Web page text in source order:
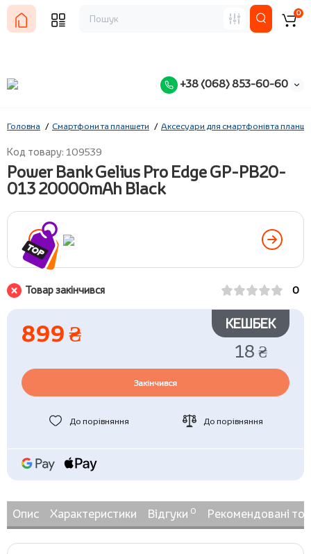
+38 (068) 853-60-60
0
Головна Смартфони та планшети Аксесуари для смартфонів та
Код товару: 109539
Power Bank Gelius Pro Edge GP-PB20-
013 20000mAh Black
Товар закінчився 0
899 ₴ КЕШБЕК
18 ₴
Закінчився
До порівняння До порівняння
Опис Характеристики Відгуки 0 Рекомендовані